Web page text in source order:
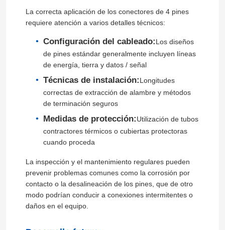
recorrido por la fábrica
Control de calidad
Contacta con nosotros
Noticias
Solicitar una cita
La correcta aplicación de los conectores de 4 pines
requiere atención a varios detalles técnicos:
Configuración del cableado:Los diseños
de pines estándar generalmente incluyen líneas
de energía, tierra y datos / señal
Técnicas de instalación:Longitudes
correctas de extracción de alambre y métodos
de terminación seguros
Medidas de protección:Utilización de tubos
contractores térmicos o cubiertas protectoras
cuando proceda
La inspección y el mantenimiento regulares pueden
prevenir problemas comunes como la corrosión por
contacto o la desalineación de los pines, que de otro
modo podrían conducir a conexiones intermitentes o
daños en el equipo.